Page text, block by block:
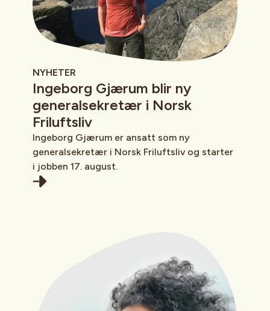
NYHETER
Ingeborg Gjærum blir ny
generalsekretær i Norsk
Friluftsliv
Ingeborg Gjærum er ansatt som ny
generalsekretær i Norsk Friluftsliv og starter
i jobben 17. august.